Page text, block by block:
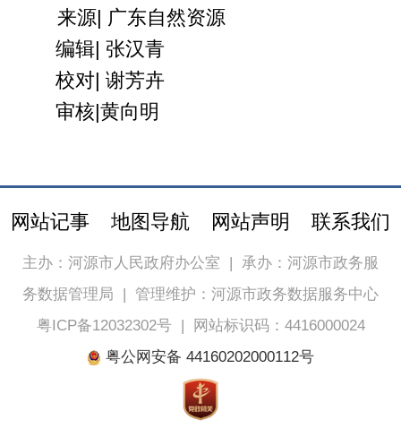
来源| 广东自然资源
编辑| 张汉青
校对| 谢芳卉
审核|黄向明
网站记事 地图导航 网站声明 联系我们
主办：河源市人民政府办公室 | 承办：河源市政务服
务数据管理局 | 管理维护：河源市政务数据服务中心
粤ICP备12032302号|
网站标识码：4416000024
粤公网安备 44160202000112号